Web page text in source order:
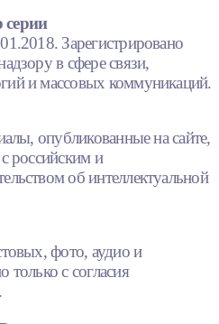
Зарегистрировано
в сфере связи,
и массовых коммуникаций.
опубликованные на сайте,
российским и
об интеллектуальной
фото, аудио и
только с согласия